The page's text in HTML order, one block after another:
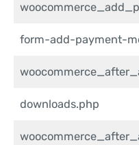
form-add-payment-
downloads.php